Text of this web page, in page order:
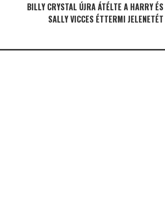
BILLY CRYSTAL ÚJRA ÁTÉLTE A HARRY ÉS
SALLY VICCES ÉTTERMI JELENETÉT